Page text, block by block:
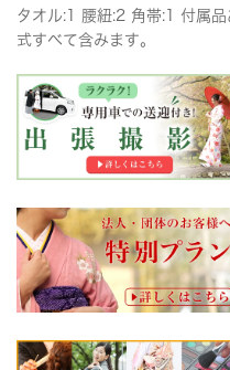
タオル:1 腰紐:2 角帯:1 付属
式すべて含みます。